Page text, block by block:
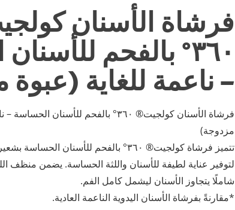
فرشاة الأسنان
٣٦٠° بالفحم
– ناعمة للغاية
فرشاة الأسنان كولجيت® ٣٦٠° بالفحم للأسنان
مزدوجة)
لتوفير عناية لطيفة للأسنان واللثة الحساسة. يضمن منظف
شاملًا يتجاوز الأسنان ليشمل كامل الفم.
*مقارنةً بفرشاة الأسنان اليدوية الناعمة العادية.